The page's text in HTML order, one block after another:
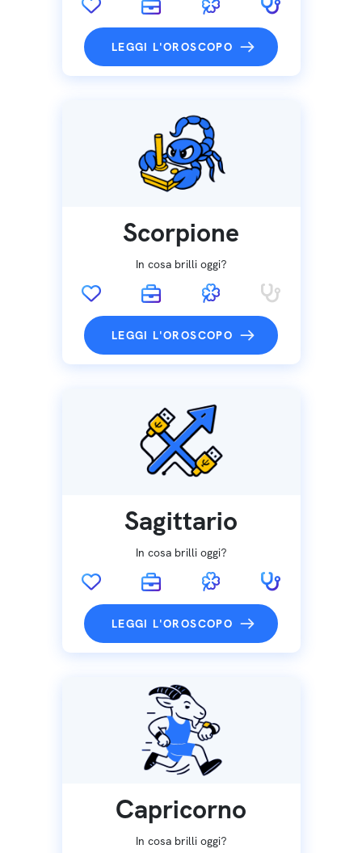
LEGGI L'OROSCOPO
Scorpione
In cosa brilli oggi?
LEGGI L'OROSCOPO
Sagittario
In cosa brilli oggi?
LEGGI L'OROSCOPO
Capricorno
In cosa brilli oggi?